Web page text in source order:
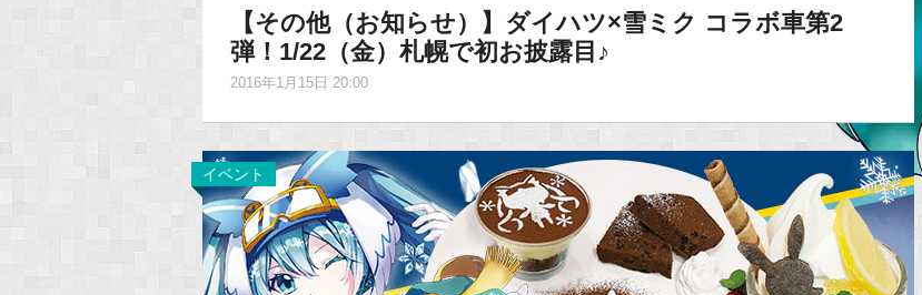
【その他（お知らせ）】ダイハツ×雪ミク コラボ車第2
弾！1/22（金）札幌で初お披露目♪
2016年1月15日 20:00
イベント